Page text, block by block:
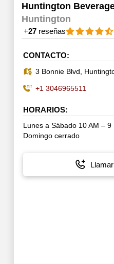
Huntington
Huntington
+27reseñas
CONTACTO:
3 Bonnie Blvd,
+1 3046965511
HORARIOS:
Lunes a Sábado 10 AM – 9
Domingo cerrado